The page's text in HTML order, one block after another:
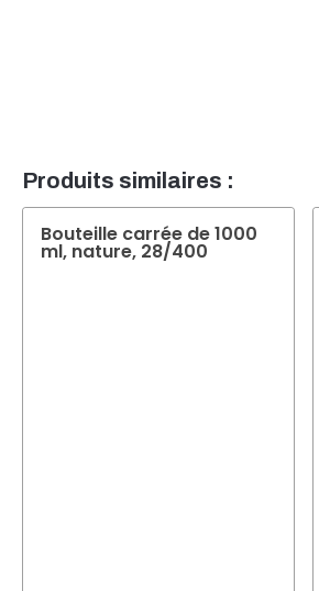
Produits similaires :
Bouteille carrée de 1000
ml, nature, 28/400